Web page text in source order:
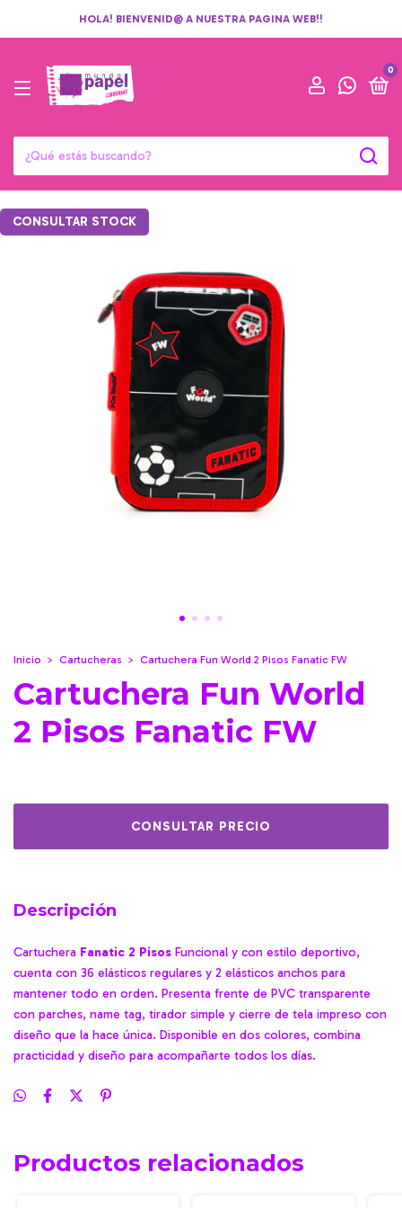
HOLA! BIENVENID@ A NUESTRA PAGINA WEB!!
0
Inicio > Cartucheras > Cartuchera Fun World 2 Pisos Fanatic FW
Cartuchera Fun World
2 Pisos Fanatic FW
Descripción
Cartuchera Fanatic 2 Pisos Funcional y con estilo deportivo,
cuenta con 36 elásticos regulares y 2 elásticos anchos para
mantener todo en orden. Presenta frente de PVC transparente
con parches, name tag, tirador simple y cierre de tela impreso con
diseño que la hace única. Disponible en dos colores, combina
practicidad y diseño para acompañarte todos los días.
Productos relacionados